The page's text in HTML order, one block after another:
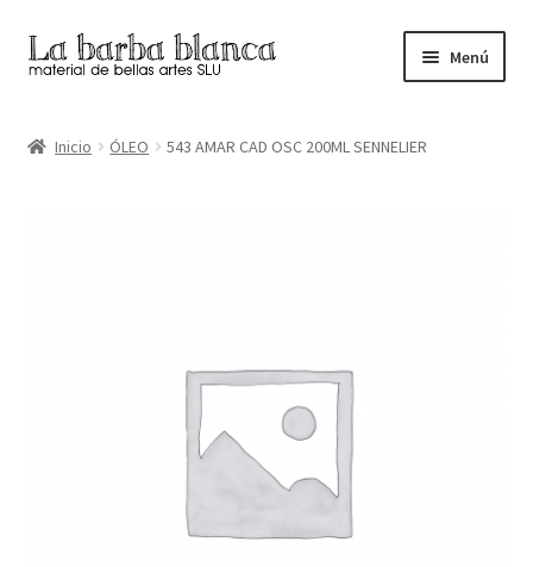
Ir
a
navegación
Ir
al
Menú
Inicio ÓLEO 543 AMAR CAD OSC 200ML SENNELIER